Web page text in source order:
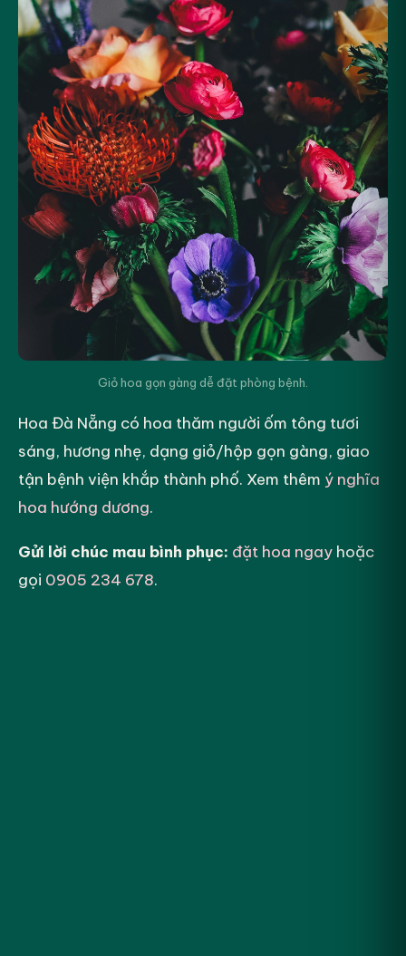
Giỏ hoa gọn gàng dễ đặt phòng bệnh.
Hoa Đà Nẵng có hoa thăm người ốm tông tươi
sáng, hương nhẹ, dạng giỏ/hộp gọn gàng, giao
tận bệnh viện khắp thành phố. Xem thêm ý nghĩa
hoa hướng dương.
Gửi lời chúc mau bình phục: đặt hoa ngay hoặc
gọi 0905 234 678.